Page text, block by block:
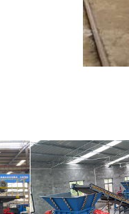
双轴撕碎